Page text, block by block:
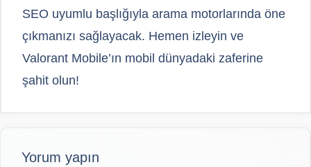
SEO uyumlu başlığıyla arama motorlarında öne
çıkmanızı sağlayacak. Hemen izleyin ve
Valorant Mobile’ın mobil dünyadaki zaferine
şahit olun!
Yorum yapın